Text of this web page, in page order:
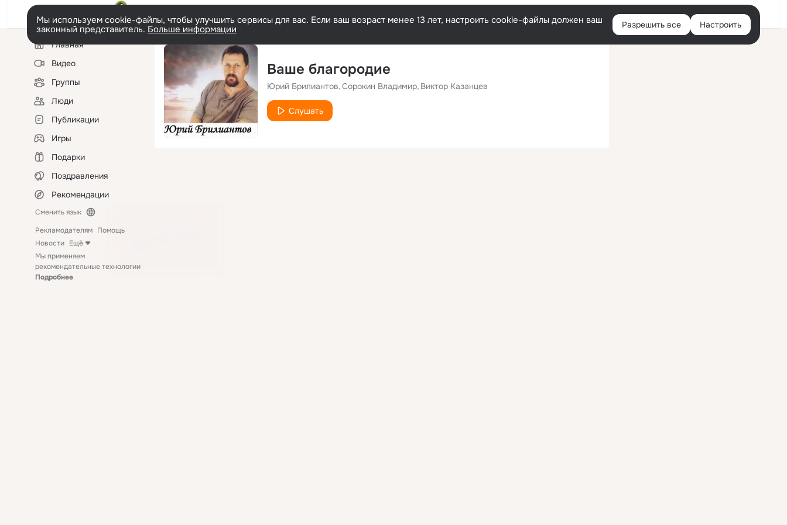
Войти
Мы используем cookie-файлы, чтобы улучшить сервисы для вас. Если ваш возраст менее 13 лет, настроить cookie-файлы должен ваш
законный представитель. Больше информации Разрешить все Настроить
Левая
колонкаГлавная
Видео
Группы
Люди
Публикации
Игры
Подарки
Поздравления
Рекомендации
Сменить язык
Рекламодателям Помощь
Новости Ещё
Мы применяем
рекомендательные технологии
Подробнее
Ваше благородие
Юрий Брилиантов Сорокин Владимир Виктор Казанцев
Слушать